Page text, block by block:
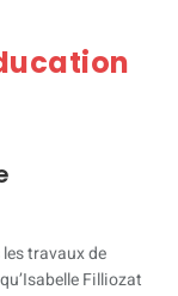
travaux de
Filliozat